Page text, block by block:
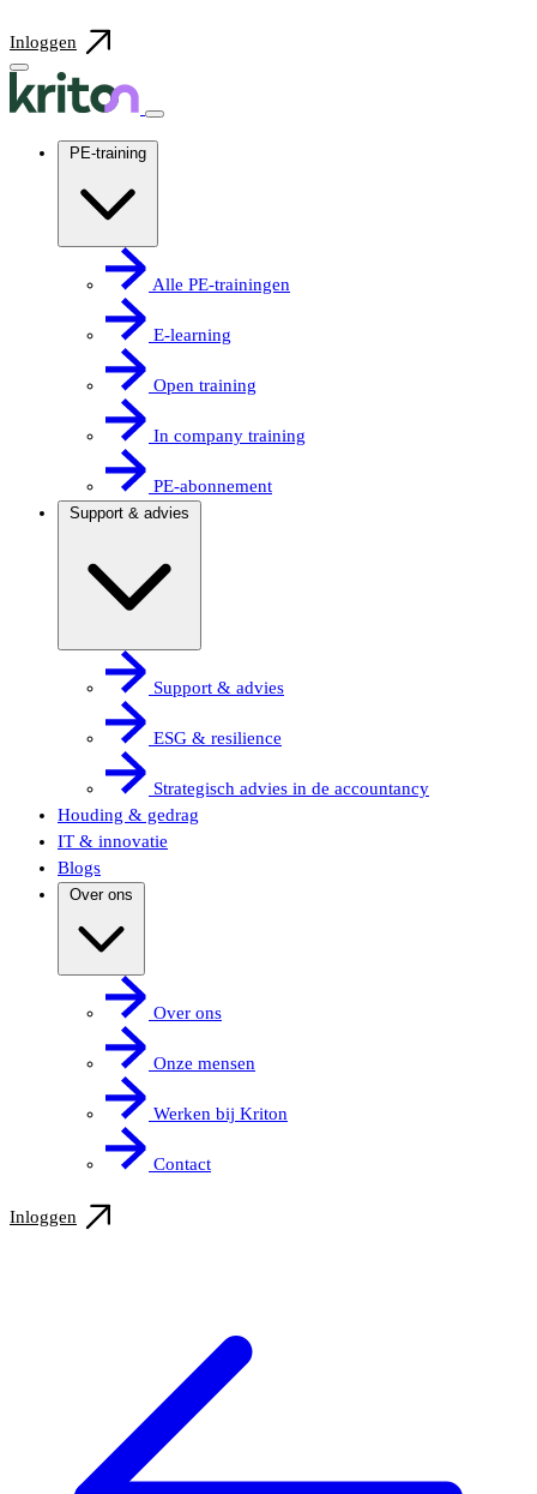
Inloggen
PE-training
Alle PE-trainingen
E-learning
Open training
In company training
PE-abonnement
Support & advies
Support & advies
ESG & resilience
Strategisch advies in de accountancy
Houding & gedrag
IT & innovatie
Blogs
Over ons
Over ons
Onze mensen
Werken bij Kriton
Contact
Inloggen